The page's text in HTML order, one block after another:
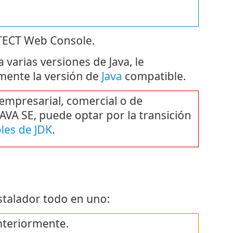
Web Console.
versiones de Java, le
la versión de Java compatible.
comercial o de
SE, puede optar por la transición
de JDK.
todo en uno: